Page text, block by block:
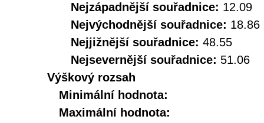
Nejzápadnější souřadnice: 12.09
Nejvýchodnější souřadnice: 18.86
Nejjižnější souřadnice: 48.55
Nejsevernější souřadnice: 51.06
Výškový rozsah
Minimální hodnota:
Maximální hodnota: